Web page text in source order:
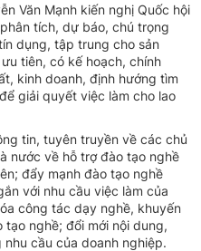
Văn Mạnh kiến nghị Quốc hội
tích, dự báo, chú trọng
dụng, tập trung cho sản
tiên, có kế hoạch, chính
kinh doanh, định hướng tìm
giải quyết việc làm cho lao
tin, tuyên truyền về các chủ
nước về hỗ trợ đào tạo nghề
đẩy mạnh đào tạo nghề
với nhu cầu việc làm của
công tác dạy nghề, khuyến
nghề; đổi mới nội dung,
cầu của doanh nghiệp.